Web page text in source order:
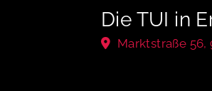
Die TUI in
Marktstraße